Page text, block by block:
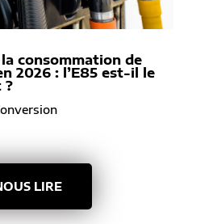
consommation de
2026 : l’E85 est-il le
?
LIRE